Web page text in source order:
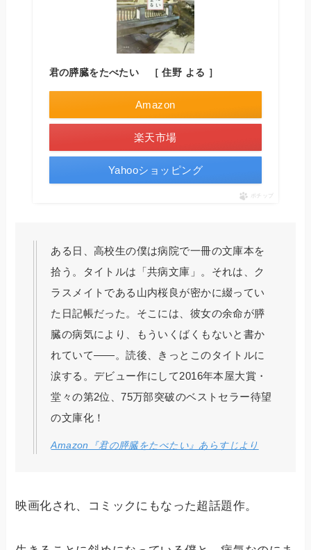
君の膵臓をたべたい ［ 住野 よる ］
Amazon
楽天市場
Yahooショッピング
ポチップ
ある日、高校生の僕は病院で一冊の文庫本を
拾う。タイトルは「共病文庫」。それは、ク
ラスメイトである山内桜良が密かに綴ってい
た日記帳だった。そこには、彼女の余命が膵
臓の病気により、もういくばくもないと書か
れていて――。読後、きっとこのタイトルに
涙する。デビュー作にして2016年本屋大賞・
堂々の第2位、75万部突破のベストセラー待望
の文庫化！
Amazon『君の膵臓をたべたい』あらすじより
映画化され、コミックにもなった超話題作。